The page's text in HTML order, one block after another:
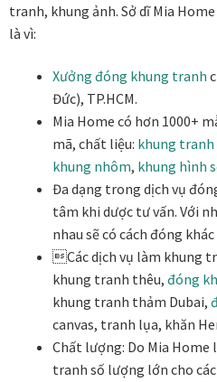
Tranh chim sếu nghệ thuật
Các dòng giấy in Giclee
Catalogue
Catalogue Bộ Sưu Tập Mã
Câu hỏi thường gặp khi mua
Dây treo Tết Bính Ngọ 2026
Đóng khung tranh theo yêu cầu
Đóng khung tranh thảm Dubai
tranh, khung ảnh. Sở dĩ Mia
là vì:
Xưởng đóng khung tranh
Đức), TP.HCM.
Mia Home có hơn 1000+
mã, chất liệu: khung tranh
khung nhôm, khung hình
Đa dạng trong dịch vụ
tâm khi dược tư vấn. Với
nhau sẽ có cách đóng khác
Các dịch vụ làm khung
khung tranh thêu, đóng
khung tranh thảm Dubai,
canvas, tranh lụa, khăn
Chất lượng: Do Mia Home
tranh số lượng lớn cho